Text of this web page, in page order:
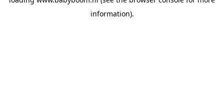
information).